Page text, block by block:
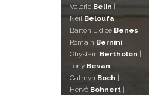
Valérie Belin
Neïl Beloufa|
Barton Lidice Benes
Romain Bernini
Ghyslain Bertholon
Tony Bevan
Cathryn Boch
Hervé Bohnert